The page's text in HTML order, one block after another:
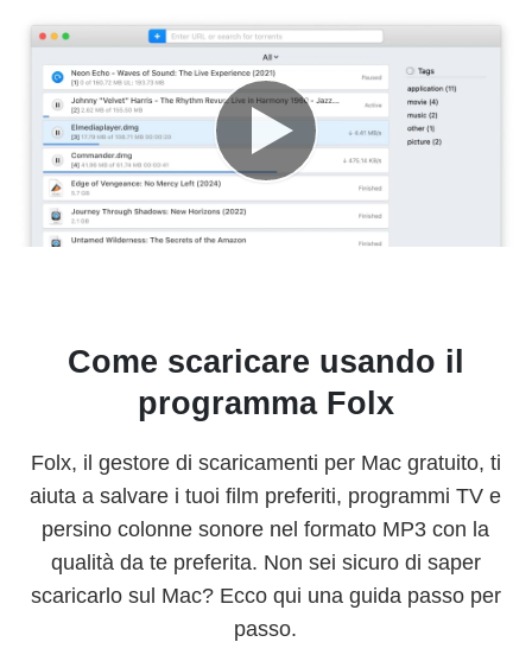
Come scaricare usando il
programma Folx
Folx, il gestore di scaricamenti per Mac gratuito, ti
aiuta a salvare i tuoi film preferiti, programmi TV e
persino colonne sonore nel formato MP3 con la
qualità da te preferita. Non sei sicuro di saper
scaricarlo sul Mac? Ecco qui una guida passo per
passo.